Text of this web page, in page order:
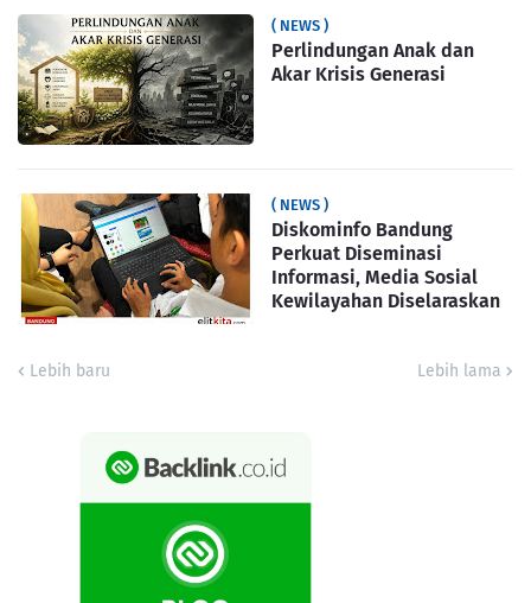
( NEWS )
Perlindungan Anak dan
Akar Krisis Generasi
( NEWS )
Diskominfo Bandung
Perkuat Diseminasi
Informasi, Media Sosial
Kewilayahan Diselaraskan
Lebih baru Lebih lama